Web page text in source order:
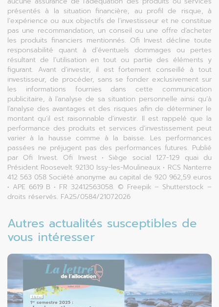
présentés à la situation financière, au profil de risque, à
l’expérience ou aux objectifs de l’investisseur et ne constitue
pas une recommandation, un conseil ou une offre d’acheter
les produits financiers mentionnés. Ofi Invest décline toute
responsabilité quant à d’éventuels dommages ou pertes
résultant de l’utilisation en tout ou partie des éléments y
figurant. Avant d’investir, il est fortement conseillé à tout
investisseur, de procéder, sans se fonder exclusivement sur
les informations fournies dans cette communication
publicitaire, à l’analyse de sa situation personnelle ainsi qu’à
l’analyse des avantages et des risques afin de déterminer le
montant qu’il est raisonnable d’investir. Il est rappelé que la
performance des produits et services d’investissement peut
varier à la hausse comme à la baisse. Les performances
passées ne préjugent pas des performances futures. Publié
par Ofi Invest. Ofi Invest • Siège social 127-129 quai du
Président Roosevelt 92130 Issy-les-Moulineaux • RCS Nanterre
412 563 058 Société anonyme au capital de 920 962,59 euros
• APE 6619 B • FR 32412563058. © Freepik – Shutterstock –
droits réservés. FA25/0584/21072026
Autres actualités susceptibles de
vous intéresser